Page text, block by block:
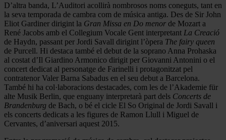
D’altra banda, L’Auditori acollirà nombrosos noms coneguts, tant en
la seva temporada de cambra com de música antiga. Des de Sir John
Eliot Gardiner dirigint la Gran Missa en Do menor de Mozart a
René Jacobs amb el Collegium Vocale Gent interpretant La Creació
de Haydn, passant per Jordi Savall dirigint l’òpera The fairy queen
de Purcell. Hi destaca també el debut de la soprano Anna Prohaska
al costat d’Il Giardino Armonico dirigit per Giovanni Antonini o el
concert dedicat al personatge de Farinelli i protagonitzat pel
contratenor Valer Barna Sabadus en el seu debut a Barcelona.
També hi ha col·laboracions destacades, com les de l’Akademie für
alte Musik Berlin, que enguany interpretarà part dels Concerts de
Brandenburg de Bach, o bé el cicle El So Original de Jordi Savall i
els concerts dedicats a les figures de Ramon Llull i Miguel de
Cervantes, d’aniversari aquest 2015.